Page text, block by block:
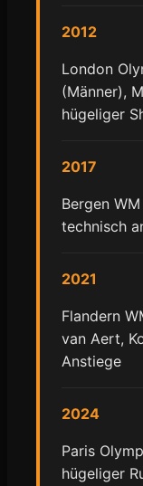
2012
London
(Männer),
hügeliger
2017
Bergen
technisch
2021
Flandern
van Aert,
Anstiege
2024
Paris
hügeliger